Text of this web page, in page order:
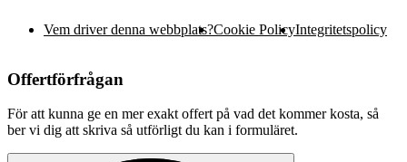
Vem driver denna webbplats?Cookie PolicyIntegritetspolicy
Offertförfrågan
För att kunna ge en mer exakt offert på vad det kommer kosta, så
ber vi dig att skriva så utförligt du kan i formuläret.